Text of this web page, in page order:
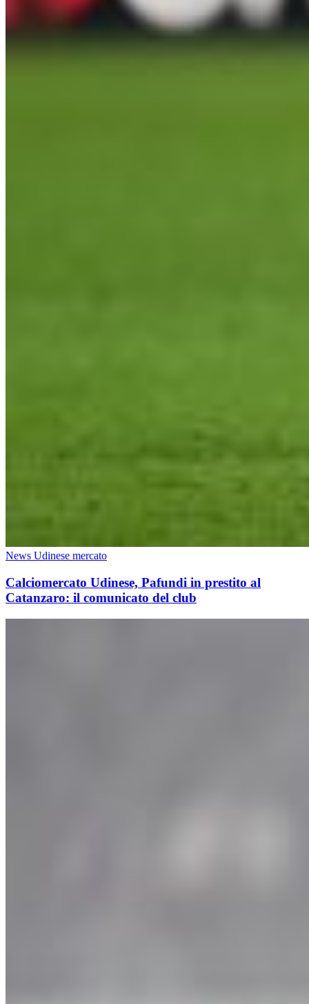
News Udinese mercato
Calciomercato Udinese, Pafundi in prestito al
Catanzaro: il comunicato del club